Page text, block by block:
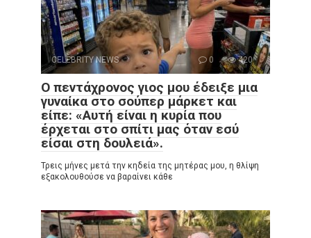
CELEBRITY NEWS 0 420
Ο πεντάχρονος γιος μου έδειξε μια
γυναίκα στο σούπερ μάρκετ και
είπε: «Αυτή είναι η κυρία που
έρχεται στο σπίτι μας όταν εσύ
είσαι στη δουλειά».
Τρεις μήνες μετά την κηδεία της μητέρας μου, η θλίψη
εξακολουθούσε να βαραίνει κάθε